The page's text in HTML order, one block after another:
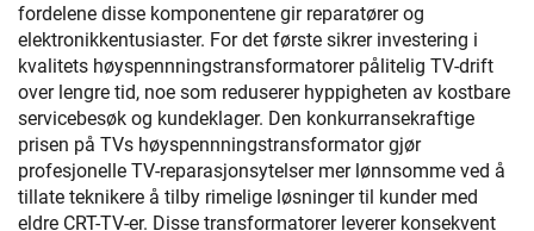
fordelene disse komponentene gir reparatører og
elektronikkentusiaster. For det første sikrer investering i
kvalitets høyspennningstransformatorer pålitelig TV-drift
over lengre tid, noe som reduserer hyppigheten av kostbare
servicebesøk og kundeklager. Den konkurransekraftige
prisen på TVs høyspennningstransformator gjør
profesjonelle TV-reparasjonsytelser mer lønnsomme ved å
tillate teknikere å tilby rimelige løsninger til kunder med
eldre CRT-TV-er. Disse transformatorer leverer konsekvent